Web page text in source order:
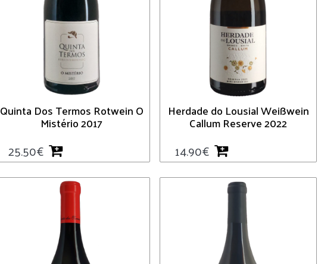
Quinta Dos Termos Rotwein O
Mistério 2017
25.50€
Herdade do Lousial Weißwein
Callum Reserve 2022
14.90€